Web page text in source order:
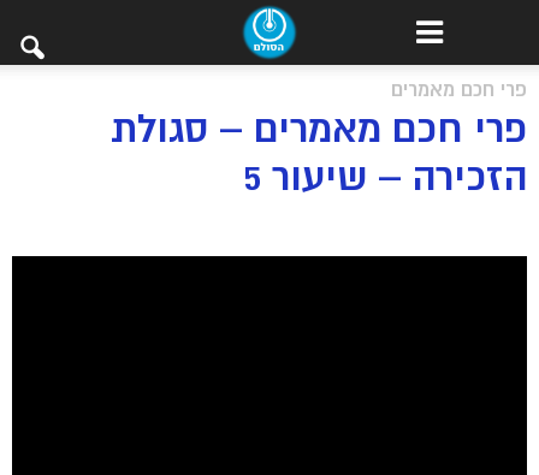
פרי חכם מאמרים
פרי חכם מאמרים – סגולת
הזכירה – שיעור 5